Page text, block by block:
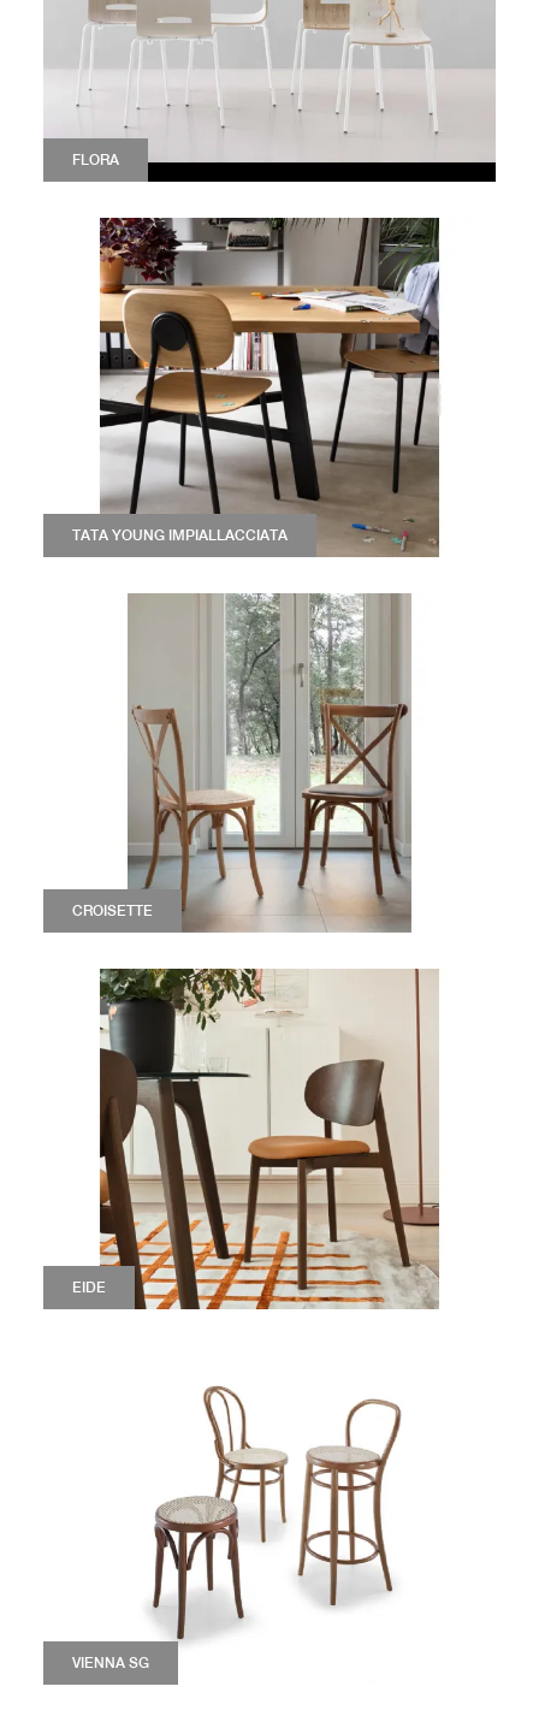
FLORA
TATA YOUNG IMPIALLACCIATA
CROISETTE
EIDE
VIENNA SG